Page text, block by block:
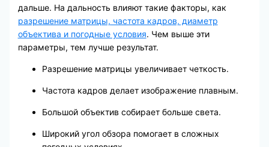
дальше. На дальность влияют такие факторы, как
разрешение матрицы, частота кадров, диаметр
объектива и погодные условия. Чем выше эти
параметры, тем лучше результат.
Разрешение матрицы увеличивает четкость.
Частота кадров делает изображение плавным.
Большой объектив собирает больше света.
Широкий угол обзора помогает в сложных